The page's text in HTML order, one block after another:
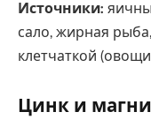
Источники:
сало, жирная
клетчаткой
Цинк и